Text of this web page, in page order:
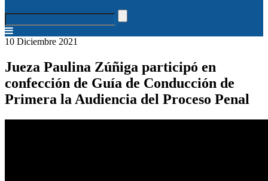
10 Diciembre 2021
Jueza Paulina Zúñiga participó en
confección de Guía de Conducción de
Primera la Audiencia del Proceso Penal